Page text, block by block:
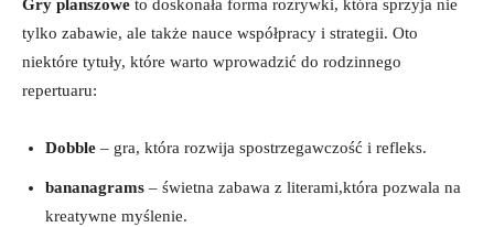
Gry planszowe to‍ doskonała forma rozrywki, która sprzyja nie
tylko zabawie,⁤ ale także nauce współpracy i‍ strategii. Oto
niektóre tytuły, które warto wprowadzić do rodzinnego
repertuaru:
Dobble – gra, która rozwija spostrzegawczość ⁤i⁣ refleks.
bananagrams – świetna⁣ zabawa⁣ z literami,która‌ pozwala na
kreatywne myślenie.